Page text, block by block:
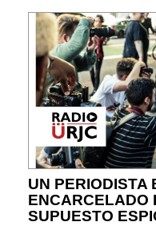
UN PERIODISTA
ENCARCELADO
SUPUESTO